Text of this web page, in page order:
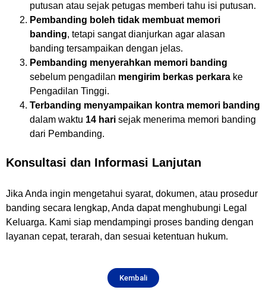
putusan atau sejak petugas memberi tahu isi putusan.
Pembanding boleh tidak membuat memori
banding, tetapi sangat dianjurkan agar alasan
banding tersampaikan dengan jelas.
Pembanding menyerahkan memori banding
sebelum pengadilan mengirim berkas perkara ke
Pengadilan Tinggi.
Terbanding menyampaikan kontra memori banding
dalam waktu 14 hari sejak menerima memori banding
dari Pembanding.
Konsultasi dan Informasi Lanjutan
Jika Anda ingin mengetahui syarat, dokumen, atau prosedur
banding secara lengkap, Anda dapat menghubungi Legal
Keluarga. Kami siap mendampingi proses banding dengan
layanan cepat, terarah, dan sesuai ketentuan hukum.
Kembali